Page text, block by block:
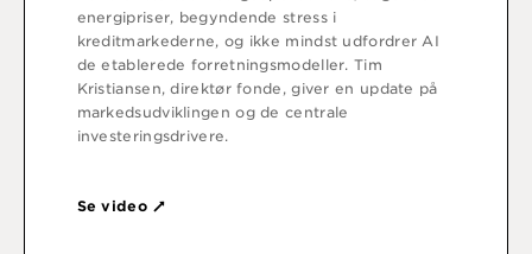
energipriser, begyndende stress i
kreditmarkederne, og ikke mindst udfordrer AI
de etablerede forretningsmodeller. Tim
Kristiansen, direktør fonde, giver en update på
markedsudviklingen og de centrale
investeringsdrivere.
Se video